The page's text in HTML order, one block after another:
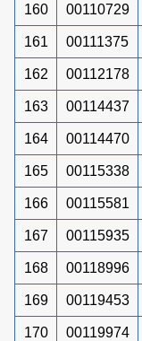
160 00110729
161 00111375
162 00112178
163 00114437
164 00114470
165 00115338
166 00115581
167 00115935
168 00118996
169 00119453
170 00119974